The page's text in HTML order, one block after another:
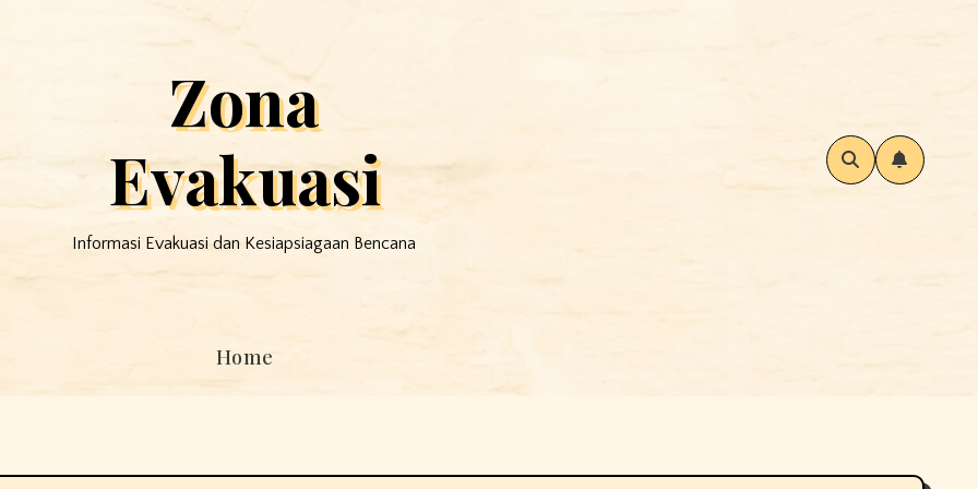
Zona
Evakuasi
Informasi Evakuasi dan Kesiapsiagaan Bencana
Home